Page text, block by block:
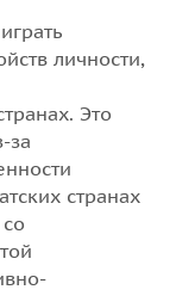
личности,
Это
за
странах